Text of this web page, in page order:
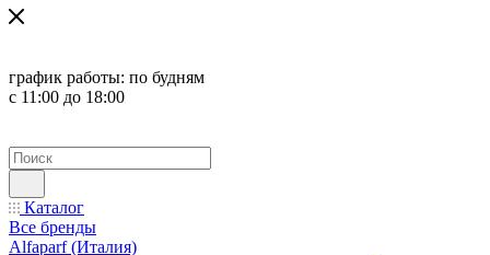
график работы: по будням
с 11:00 до 18:00
Каталог
Все бренды
Alfaparf (Италия)